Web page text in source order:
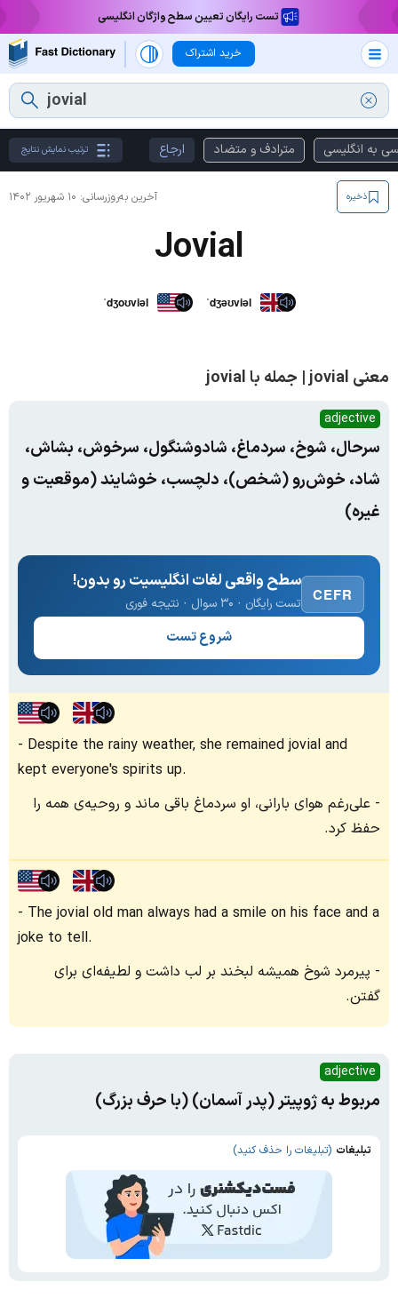
تست رایگان تعیین سطح واژگان انگلیسی
خرید اشتراک
به انگلیسی مترادف و متضاد ارجاع ترتیب نمایش نتایج
آخرین به‌روزرسانی: ۱۰ شهریور ۱۴۰۲ ذخیره
Jovial
ˈdʒoʊviəl ˈdʒəʊviəl
معنی jovial | جمله با jovial
adjective
سرحال، شوخ، سردماغ، شاد‌وشنگول، سرخوش، بشاش،
شاد، خوش‌رو (شخص)، دلچسب، خوشایند (موقعیت و
غیره)
CEFR
سطح واقعی لغات انگلیسیت رو بدون!
تست رایگان · ۳۰ سوال · نتیجه فوری
شروع تست
Despite the rainy weather, she remained jovial and
kept everyone's spirits up.
علی‌رغم هوای بارانی، او سردماغ باقی ماند و روحیه‌ی همه را
حفظ کرد.
The jovial old man always had a smile on his face and a
joke to tell.
پیرمرد شوخ همیشه لبخند بر لب داشت و لطیفه‌ای برای
گفتن.
adjective
مربوط به ژوپیتر (پدر آسمان) (با حرف بزرگ)
تبلیغات (تبلیغات را حذف کنید)